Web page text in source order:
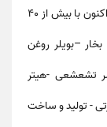
: مشهد بخار هم اکنون با بیش از 40
–بویلر روغن
تشعشعی -هیتر
- تولید و ساخت